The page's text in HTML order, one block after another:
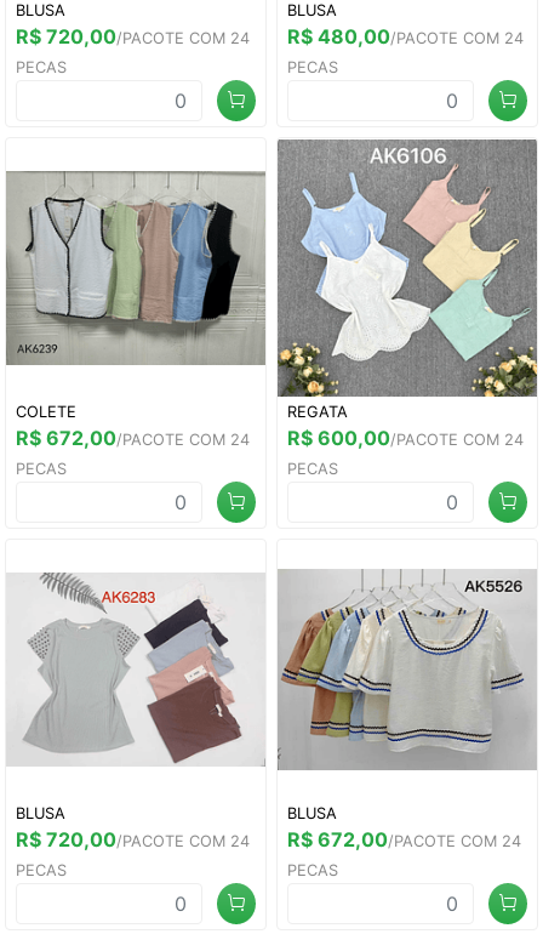
BLUSA
R$ 720,00/PACOTE COM 24
PECAS
BLUSA
R$ 480,00/PACOTE COM 24
PECAS
COLETE
R$ 672,00/PACOTE COM 24
PECAS
REGATA
R$ 600,00/PACOTE COM 24
PECAS
BLUSA
R$ 720,00/PACOTE COM 24
PECAS
BLUSA
R$ 672,00/PACOTE COM 24
PECAS